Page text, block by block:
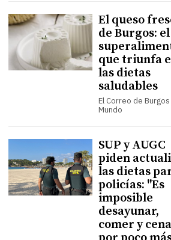
El queso
de Burgos: el
que triunfa
las dietas
saludables
El Correo de Burgos
Mundo
SUP y AUGC
piden
las dietas
policías: "Es
imposible
desayunar,
comer y